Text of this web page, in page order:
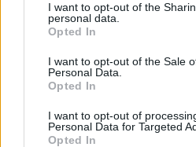
I want to opt-out of the
personal data.
Opted In
I want to opt-out of the Sale
Personal Data.
Opted In
I want to opt-out of
Personal Data for Targeted
Opted In
Μπαμπά σ’ αγαπώ - Ελένη
Μαίρη δεν λειτουργεί
να δημιουργεί χάος